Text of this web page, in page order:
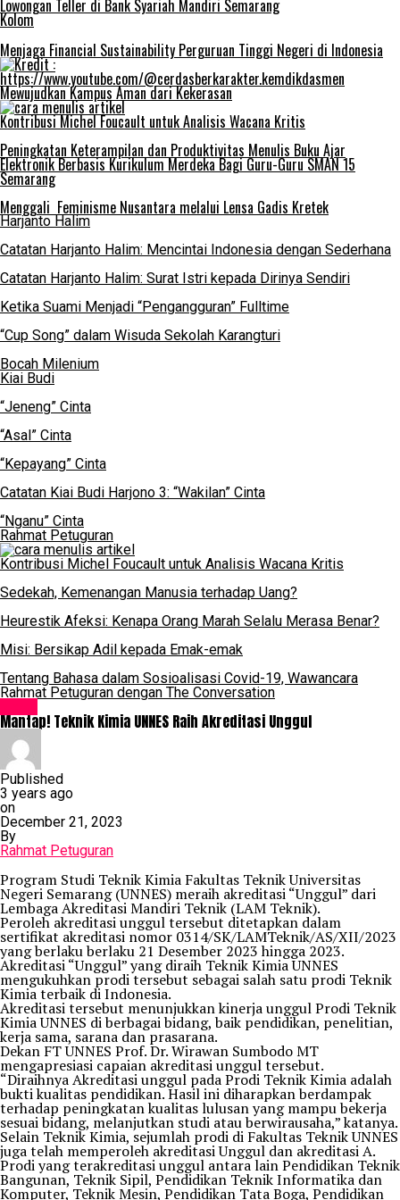
Lowongan Teller di Bank Syariah Mandiri Semarang
Kolom
Menjaga Financial Sustainability Perguruan Tinggi Negeri di Indonesia
Mewujudkan Kampus Aman dari Kekerasan
Kontribusi Michel Foucault untuk Analisis Wacana Kritis
Peningkatan Keterampilan dan Produktivitas Menulis Buku Ajar
Elektronik Berbasis Kurikulum Merdeka Bagi Guru-Guru SMAN 15
Semarang
Menggali Feminisme Nusantara melalui Lensa Gadis Kretek
Harjanto Halim
Catatan Harjanto Halim: Mencintai Indonesia dengan Sederhana
Catatan Harjanto Halim: Surat Istri kepada Dirinya Sendiri
Ketika Suami Menjadi “Pengangguran” Fulltime
“Cup Song” dalam Wisuda Sekolah Karangturi
Bocah Milenium
Kiai Budi
“Jeneng” Cinta
“Asal” Cinta
“Kepayang” Cinta
Catatan Kiai Budi Harjono 3: “Wakilan” Cinta
“Nganu” Cinta
Rahmat Petuguran
Kontribusi Michel Foucault untuk Analisis Wacana Kritis
Sedekah, Kemenangan Manusia terhadap Uang?
Heurestik Afeksi: Kenapa Orang Marah Selalu Merasa Benar?
Misi: Bersikap Adil kepada Emak-emak
Tentang Bahasa dalam Sosioalisasi Covid-19, Wawancara
Rahmat Petuguran dengan The Conversation
Mantap! Teknik Kimia UNNES Raih Akreditasi Unggul
Published
3 years ago
on
December 21, 2023
By
Rahmat Petuguran
Program Studi Teknik Kimia Fakultas Teknik Universitas
Negeri Semarang (UNNES) meraih akreditasi “Unggul” dari
Lembaga Akreditasi Mandiri Teknik (LAM Teknik).
Peroleh akreditasi unggul tersebut ditetapkan dalam
sertifikat akreditasi nomor 0314/SK/LAMTeknik/AS/XII/2023
yang berlaku berlaku 21 Desember 2023 hingga 2023.
Akreditasi “Unggul” yang diraih Teknik Kimia UNNES
mengukuhkan prodi tersebut sebagai salah satu prodi Teknik
Kimia terbaik di Indonesia.
Akreditasi tersebut menunjukkan kinerja unggul Prodi Teknik
Kimia UNNES di berbagai bidang, baik pendidikan, penelitian,
kerja sama, sarana dan prasarana.
Dekan FT UNNES Prof. Dr. Wirawan Sumbodo MT
mengapresiasi capaian akreditasi unggul tersebut.
“Diraihnya Akreditasi unggul pada Prodi Teknik Kimia adalah
bukti kualitas pendidikan. Hasil ini diharapkan berdampak
terhadap peningkatan kualitas lulusan yang mampu bekerja
sesuai bidang, melanjutkan studi atau berwirausaha,” katanya.
Selain Teknik Kimia, sejumlah prodi di Fakultas Teknik UNNES
juga telah memperoleh akreditasi Unggul dan akreditasi A.
Prodi yang terakreditasi unggul antara lain Pendidikan Teknik
Bangunan, Teknik Sipil, Pendidikan Teknik Informatika dan
Komputer, Teknik Mesin, Pendidikan Tata Boga, Pendidikan